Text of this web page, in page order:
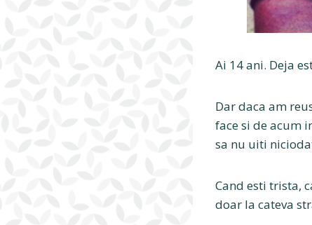
Ai 14 ani. Deja
Dar daca am
face si de acum
sa nu uiti
Cand esti trista,
doar la cateva